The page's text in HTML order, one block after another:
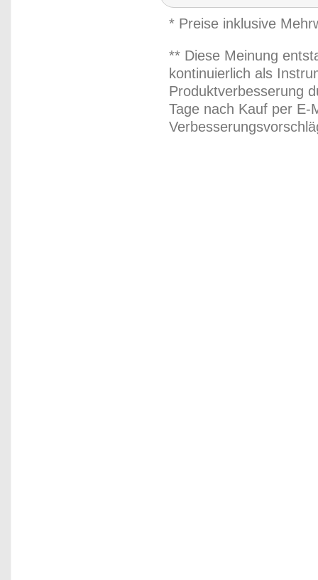
* Preise inklusive
** Diese Meinung
kontinuierlich als
Produktverbesserung
Tage nach Kauf per E-